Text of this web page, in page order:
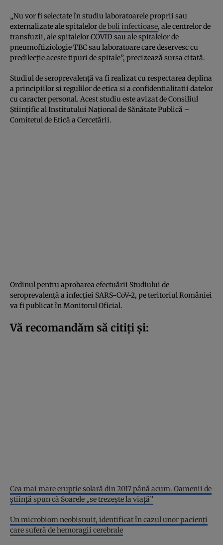
„Nu vor fi selectate în studiu laboratoarele proprii sau
externalizate ale spitalelorde boli infectioase, ale centrelor de
transfuzii, ale spitalelor COVID sau ale spitalelor de
pneumoftiziologie TBC sau laboratoare care deservesc cu
predilecție aceste tipuri de spitale”, precizează sursa citată.
Studiul de seroprevalență va fi realizat cu respectarea deplina
a principiilor si regulilor de etica si a confidentialitatii datelor
cu caracter personal. Acest studiu este avizat de Consiliul
Științific al Institutului Național de Sănătate Publică –
Comitetul de Etică a Cercetării.
Ordinul pentru aprobarea efectuării Studiului de
seroprevalență a infecției SARS-CoV-2, pe teritoriul României
va fi publicat în Monitorul Oficial.
Vă recomandăm să citiți și:
Cea mai mare erupție solară din 2017 până acum. Oamenii de
știință spun că Soarele „se trezește la viață”
Un microbiom neobișnuit, identificat în cazul unor pacienți
care suferă de hemoragii cerebrale